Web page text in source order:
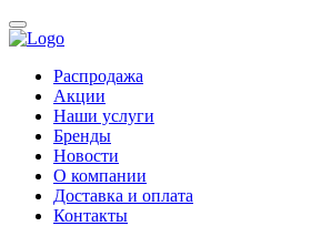
Распродажа
Акции
Наши услуги
Бренды
Новости
О компании
Доставка и оплата
Контакты